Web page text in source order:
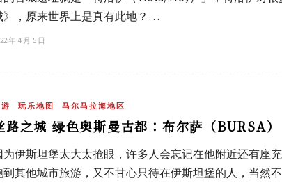
》，原来世界上是真有此地？…
年 4 月 5 日
玩乐地图 马尔马拉海地区
路之城 绿色奥斯曼古都：布尔萨（BURSA）
为伊斯坦堡太大太抢眼，许多人会忘记在他附近还有座
到其他城市旅游，又不甘心只待在伊斯坦堡的人，当然